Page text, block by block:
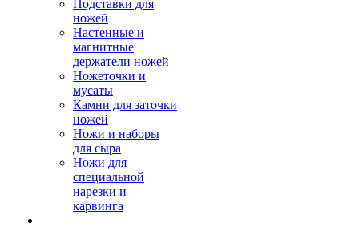
Подставки для
ножей
Настенные и
магнитные
держатели ножей
Ножеточки и
мусаты
Камни для заточки
ножей
Ножи и наборы
для сыра
Ножи для
специальной
нарезки и
карвинга